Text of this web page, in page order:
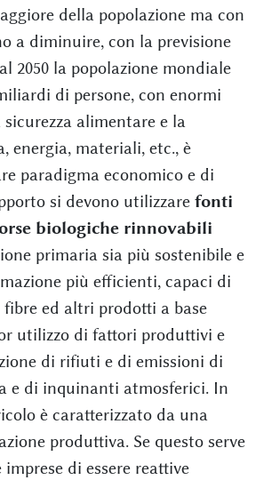
della popolazione ma con
a diminuire, con la previsione
2050 la popolazione mondiale
di persone, con enormi
alimentare e la
energia, materiali, etc., è
paradigma economico e di
si devono utilizzare fonti
biologiche rinnovabili
primaria sia più sostenibile e
più efficienti, capaci di
ed altri prodotti a base
utilizzo di fattori produttivi e
di rifiuti e di emissioni di
e di inquinanti atmosferici. In
è caratterizzato da una
produttiva. Se questo serve
di essere reattive